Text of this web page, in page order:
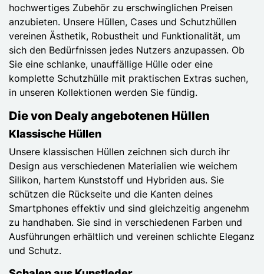
hochwertiges Zubehör zu erschwinglichen Preisen
anzubieten. Unsere Hüllen, Cases und Schutzhüllen
vereinen Ästhetik, Robustheit und Funktionalität, um
sich den Bedürfnissen jedes Nutzers anzupassen. Ob
Sie eine schlanke, unauffällige Hülle oder eine
komplette Schutzhülle mit praktischen Extras suchen,
in unseren Kollektionen werden Sie fündig.
Die von Dealy angebotenen Hüllen
Klassische Hüllen
Unsere klassischen Hüllen zeichnen sich durch ihr
Design aus verschiedenen Materialien wie weichem
Silikon, hartem Kunststoff und Hybriden aus. Sie
schützen die Rückseite und die Kanten deines
Smartphones effektiv und sind gleichzeitig angenehm
zu handhaben. Sie sind in verschiedenen Farben und
Ausführungen erhältlich und vereinen schlichte Eleganz
und Schutz.